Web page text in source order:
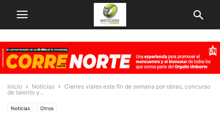
Inicio Noticias
Cierres viales este fin de semana por obras, concurso
de talento y...
Noticias Otros